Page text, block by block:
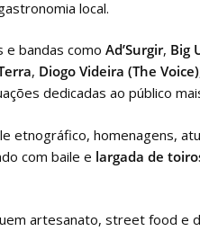
local.
e bandas como Ad’Surgir, Big
, Diogo Videira (The Voice)
dedicadas ao público
etnográfico, homenagens,
com baile e largada de
artesanato, street food e